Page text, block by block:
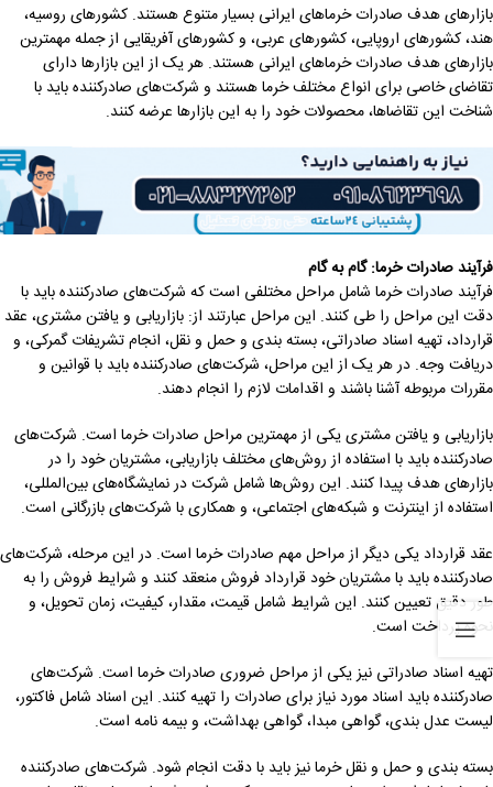
بازارهای هدف صادرات خرماهای ایرانی بسیار متنوع هستند. کشورهای روسیه،
هند، کشورهای اروپایی، کشورهای عربی، و کشورهای آفریقایی از جمله مهمترین
بازارهای هدف صادرات خرماهای ایرانی هستند. هر یک از این بازارها دارای
تقاضای خاصی برای انواع مختلف خرما هستند و شرکت‌های صادرکننده باید با
شناخت این تقاضاها، محصولات خود را به این بازارها عرضه کنند.
فرآیند صادرات خرما: گام به گام
فرآیند صادرات خرما شامل مراحل مختلفی است که شرکت‌های صادرکننده باید با
دقت این مراحل را طی کنند. این مراحل عبارتند از: بازاریابی و یافتن مشتری، عقد
قرارداد، تهیه اسناد صادراتی، بسته بندی و حمل و نقل، انجام تشریفات گمرکی، و
دریافت وجه. در هر یک از این مراحل، شرکت‌های صادرکننده باید با قوانین و
مقررات مربوطه آشنا باشند و اقدامات لازم را انجام دهند.
بازاریابی و یافتن مشتری یکی از مهمترین مراحل صادرات خرما است. شرکت‌های
صادرکننده باید با استفاده از روش‌های مختلف بازاریابی، مشتریان خود را در
بازارهای هدف پیدا کنند. این روش‌ها شامل شرکت در نمایشگاه‌های بین‌المللی،
استفاده از اینترنت و شبکه‌های اجتماعی، و همکاری با شرکت‌های بازرگانی است.
عقد قرارداد یکی دیگر از مراحل مهم صادرات خرما است. در این مرحله، شرکت‌های
صادرکننده باید با مشتریان خود قرارداد فروش منعقد کنند و شرایط فروش را به
طور دقیق تعیین کنند. این شرایط شامل قیمت، مقدار، کیفیت، زمان تحویل، و
نحوه پرداخت است.
تهیه اسناد صادراتی نیز یکی از مراحل ضروری صادرات خرما است. شرکت‌های
صادرکننده باید اسناد مورد نیاز برای صادرات را تهیه کنند. این اسناد شامل فاکتور،
لیست عدل بندی، گواهی مبدا، گواهی بهداشت، و بیمه نامه است.
بسته بندی و حمل و نقل خرما نیز باید با دقت انجام شود. شرکت‌های صادرکننده